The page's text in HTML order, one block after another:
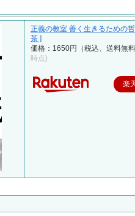
正義の教室 善く生きるための
茶 ]
価格：1650円（税込、送料無
時点)
楽